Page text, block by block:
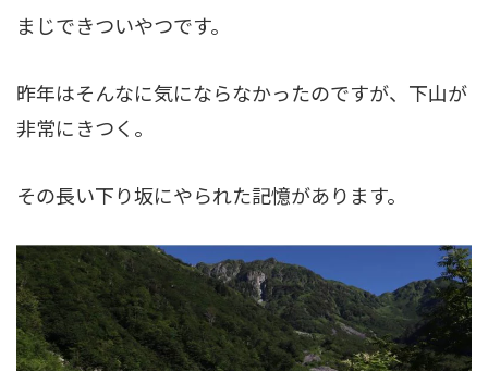
まじできついやつです。
昨年はそんなに気にならなかったのですが、下山が
非常にきつく。
その長い下り坂にやられた記憶があります。